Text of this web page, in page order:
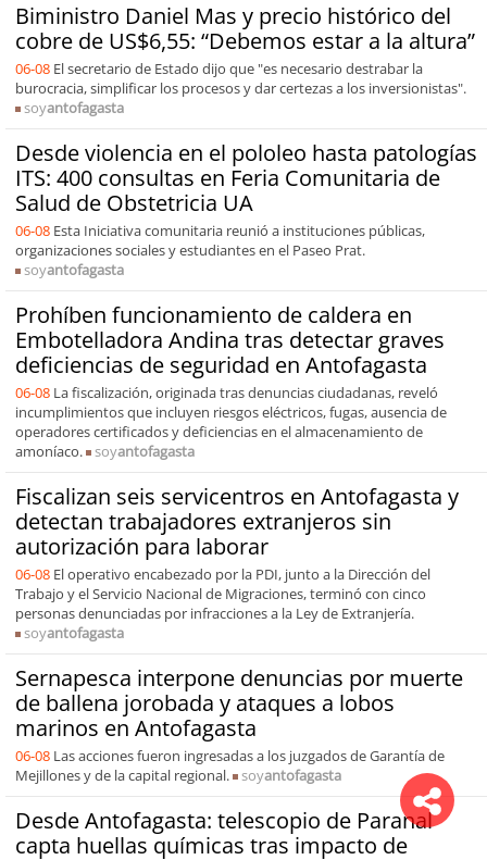
Biministro Daniel Mas y precio histórico del
cobre de US$6,55: “Debemos estar a la altura”
06-08 El secretario de Estado dijo que "es necesario destrabar la
burocracia, simplificar los procesos y dar certezas a los inversionistas".
soyantofagasta
Desde violencia en el pololeo hasta patologías
ITS: 400 consultas en Feria Comunitaria de
Salud de Obstetricia UA
06-08 Esta Iniciativa comunitaria reunió a instituciones públicas,
organizaciones sociales y estudiantes en el Paseo Prat.
soyantofagasta
Prohíben funcionamiento de caldera en
Embotelladora Andina tras detectar graves
deficiencias de seguridad en Antofagasta
06-08 La fiscalización, originada tras denuncias ciudadanas, reveló
incumplimientos que incluyen riesgos eléctricos, fugas, ausencia de
operadores certificados y deficiencias en el almacenamiento de
amoníaco.
soyantofagasta
Fiscalizan seis servicentros en Antofagasta y
detectan trabajadores extranjeros sin
autorización para laborar
06-08 El operativo encabezado por la PDI, junto a la Dirección del
Trabajo y el Servicio Nacional de Migraciones, terminó con cinco
personas denunciadas por infracciones a la Ley de Extranjería.
soyantofagasta
Sernapesca interpone denuncias por muerte
de ballena jorobada y ataques a lobos
marinos en Antofagasta
06-08 Las acciones fueron ingresadas a los juzgados de Garantía de
Mejillones y de la capital regional.
soyantofagasta
Desde Antofagasta: telescopio de Paranal
capta huellas químicas tras impacto de